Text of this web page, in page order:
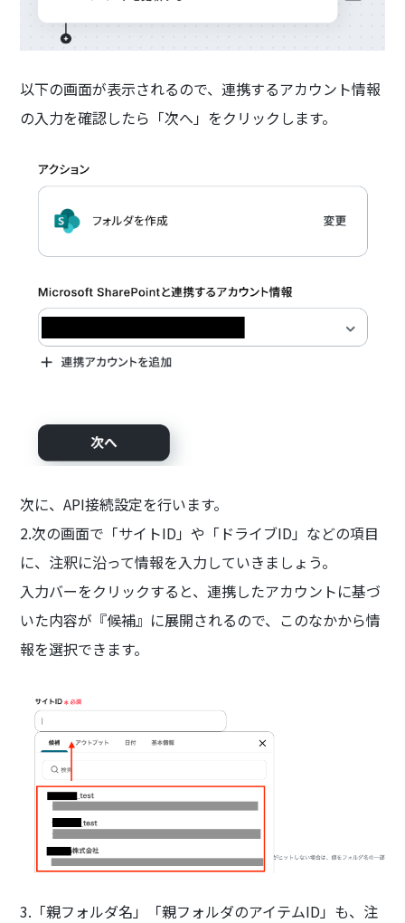
以下の画面が表示されるので、連携するアカウント情報
の入力を確認したら「次へ」をクリックします。
次に、API接続設定を行います。
2.次の画面で「サイトID」や「ドライブID」などの項目
に、注釈に沿って情報を入力していきましょう。
入力バーをクリックすると、連携したアカウントに基づ
いた内容が『候補』に展開されるので、このなかから情
報を選択できます。
3.「親フォルダ名」「親フォルダのアイテムID」も、注